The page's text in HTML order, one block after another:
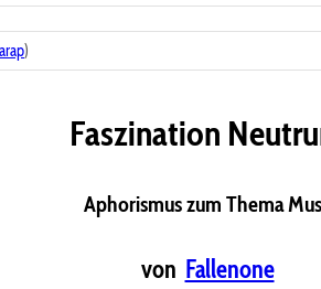
)
Faszination
Aphorismus zum Thema
von Fallenone